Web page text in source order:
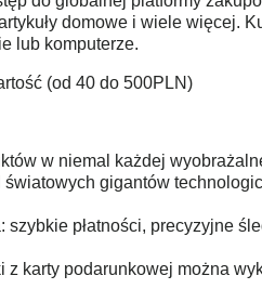
domowe i wiele więcej.
lub komputerze.
(od 40 do 500PLN)
w niemal każdej
światowych gigantów
płatności, precyzyjne
z karty podarunkowej można